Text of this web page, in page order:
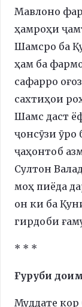
Мавлоно
ҳамроҳи
Шамсро ба
ҳам ба
сафарро
сахтиҳои
Шамс даст
ҷонсӯзи
ҷаҳонтоб
Султон
моҳ пиёда
он ки ба
гирдоби
* * *
Ғуруби
Муддате